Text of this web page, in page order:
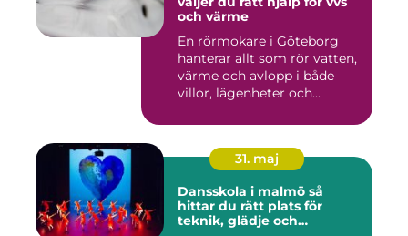
och värme
En rörmokare i Göteborg
hanterar allt som rör vatten,
värme och avlopp i både
villor, lägenheter och...
31. maj
Dansskola i malmö så
hittar du rätt plats för
teknik, glädje och